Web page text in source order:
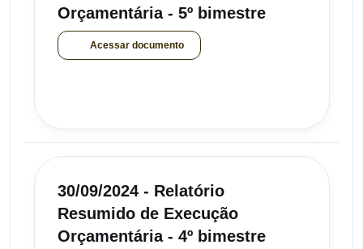
Orçamentária - 5º bimestre
Acessar documento
30/09/2024 - Relatório
Resumido de Execução
Orçamentária - 4º bimestre